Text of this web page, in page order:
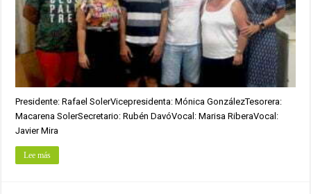
Presidente: Rafael SolerVicepresidenta: Mónica GonzálezTesorera:
Macarena SolerSecretario: Rubén DavóVocal: Marisa RiberaVocal:
Javier Mira
Lee más